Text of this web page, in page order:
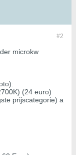
#2
microkw
(24 euro)
prijscategorie) a